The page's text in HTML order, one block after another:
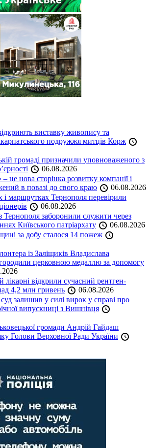
виставку живопису та
подружжя митців Корж
громаді призначили уповноваженого з
06.08.2026
це нова сторінка розвитку компанії і
в повазі до свого краю
06.08.2026
і маршрутках Тернополя перевірили
06.08.2026
заборонили служити через
Київського патріархату
06.08.2026
за добу сталося 14 пожеж
із Заліщиків Владислава
церковною медаллю за допомогу
лікарні відкрили сучасний рентген-
4,2 млн гривень
06.08.2026
залишив у силі вирок у справі про
випускниці з Вишнівця
громади Андрій Гайдаш
Голови Верховної Ради України